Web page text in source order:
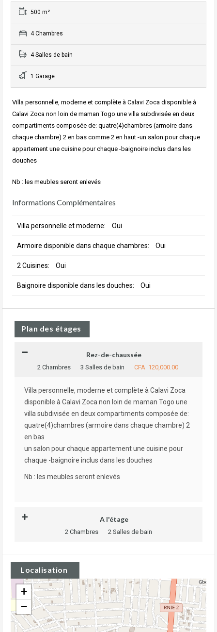
500 m²
4 Chambres
4 Salles de bain
1 Garage
Villa personnelle, moderne et complète à Calavi Zoca disponible à
Calavi Zoca non loin de maman Togo une villa subdivisée en deux
compartiments composée de: quatre(4)chambres (armoire dans
chaque chambre) 2 en bas comme 2 en haut -un salon pour chaque
appartement une cuisine pour chaque -baignoire inclus dans les
douches
Nb : les meubles seront enlevés
Informations Complémentaires
Villa personnelle et moderne: Oui
Armoire disponible dans chaque chambres: Oui
2 Cuisines: Oui
Baignoire disponible dans les douches: Oui
Plan des étages
Rez-de-chaussée
2 Chambres 3 Salles de bain CFA 120,000.00
Villa personnelle, moderne et complète à Calavi Zoca
disponible à Calavi Zoca non loin de maman Togo une
villa subdivisée en deux compartiments composée de:
quatre(4)chambres (armoire dans chaque chambre) 2
en bas
un salon pour chaque appartement une cuisine pour
chaque -baignoire inclus dans les douches
Nb : les meubles seront enlevés
A l'étage
2 Chambres 2 Salles de bain
Localisation
+
−